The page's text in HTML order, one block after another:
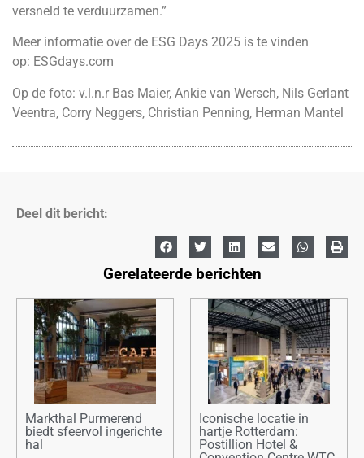
versneld te verduurzamen.”
Meer informatie over de ESG Days 2025 is te vinden
op: ESGdays.com
Op de foto: v.l.n.r Bas Maier, Ankie van Wersch, Nils Gerlant
Veentra, Corry Neggers, Christian Penning, Herman Mantel
Deel dit bericht:
Gerelateerde berichten
Markthal Purmerend
biedt sfeervol ingerichte
hal
Iconische locatie in
hartje Rotterdam:
Postillion Hotel &